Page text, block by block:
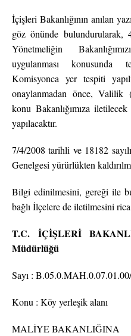
İçişleri Bakanlığının anılan
göz önünde bulundurularak,
Yönetmeliğin
uygulanması konusunda
Komisyonca yer tespiti
onaylanmadan önce, Valilik
konu Bakanlığımıza
yapılacaktır.
7/4/2008 tarihli ve 18182
Genelgesi yürürlükten
Bilgi edinilmesini, gereği ile
bağlı İlçelere de iletilmesini
T.C. İÇİŞLERİ
Müdürlüğü
Sayı :
Konu : Köy yerleşik alanı
MALİYE BAKANLIĞINA